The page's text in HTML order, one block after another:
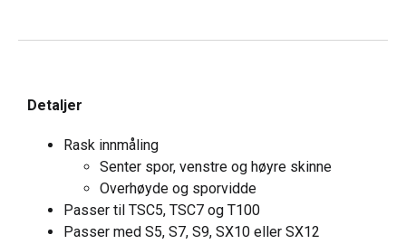
Detaljer
Rask innmåling
Senter spor, venstre og høyre skinne
Overhøyde og sporvidde
Passer til TSC5, TSC7 og T100
Passer med S5, S7, S9, SX10 eller SX12